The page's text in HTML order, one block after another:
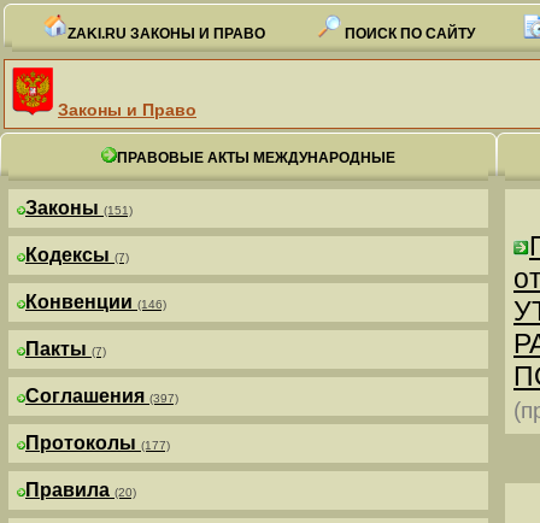
ZAKI.RU ЗАКОНЫ И ПРАВО ПОИСК ПО САЙТУ
Законы и Право
ПРАВОВЫЕ АКТЫ МЕЖДУНАРОДНЫЕ
Законы (151)
Кодексы (7)
Конвенции (146)
Пакты (7)
Соглашения (397)
Протоколы (177)
Правила (20)